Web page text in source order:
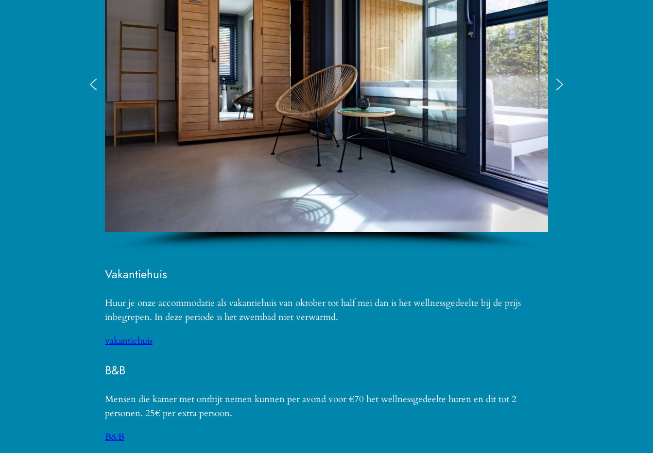
Vakantiehuis
Huur je onze accommodatie als vakantiehuis van oktober tot half mei dan is het wellnessgedeelte bij de prijs
inbegrepen. In deze periode is het zwembad niet verwarmd.
vakantiehuis
B&B
Mensen die kamer met ontbijt nemen kunnen per avond voor €70 het wellnessgedeelte huren en dit tot 2
personen. 25€ per extra persoon.
B&B